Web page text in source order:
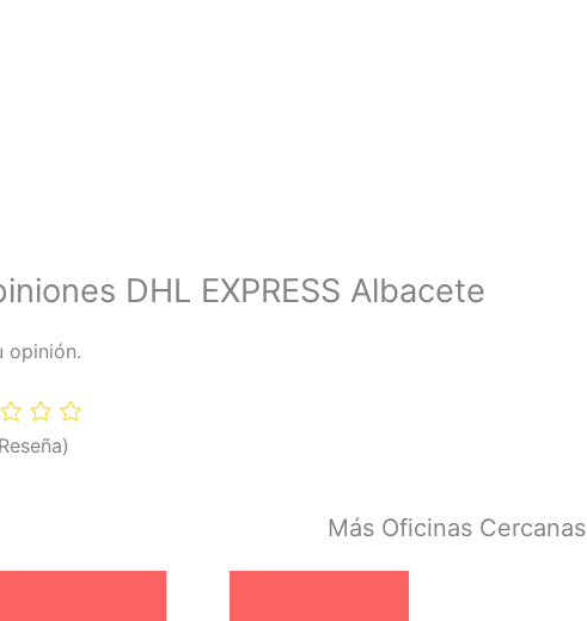
DHL EXPRESS Albacete
opinión.
Más Oficinas Cercanas